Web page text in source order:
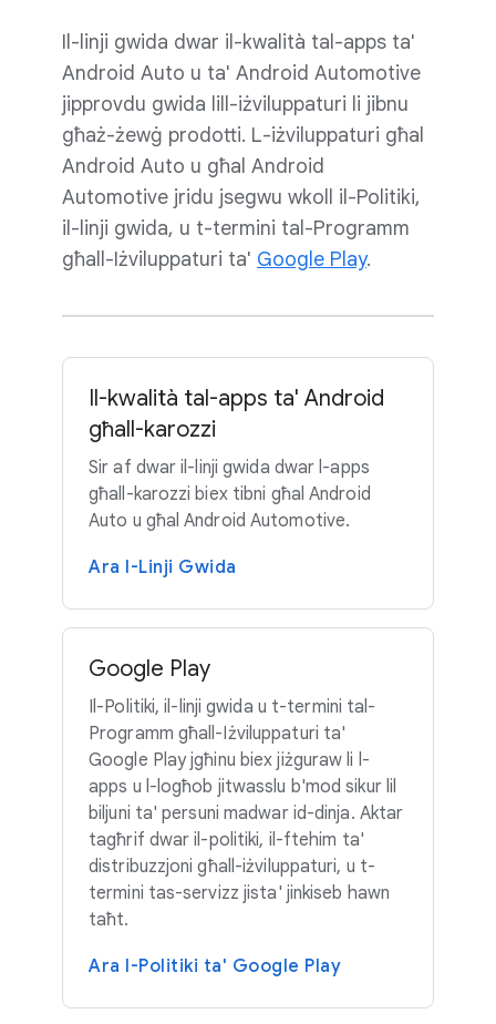
Il-linji gwida dwar il-kwalità tal-apps ta'
Android Auto u ta' Android Automotive
jipprovdu gwida lill-iżviluppaturi li jibnu
għaż-żewġ prodotti. L-iżviluppaturi għal
Android Auto u għal Android
Automotive jridu jsegwu wkoll il-Politiki,
il-linji gwida, u t-termini tal-Programm
għall-Iżviluppaturi ta' Google Play.
Il-kwalità tal-apps ta' Android
għall-karozzi
Sir af dwar il-linji gwida dwar l-apps
għall-karozzi biex tibni għal Android
Auto u għal Android Automotive.
Ara l-Linji Gwida
Google Play
Il-Politiki, il-linji gwida u t-termini tal-
Programm għall-Iżviluppaturi ta'
Google Play jgħinu biex jiżguraw li l-
apps u l-logħob jitwasslu b'mod sikur lil
biljuni ta' persuni madwar id-dinja. Aktar
tagħrif dwar il-politiki, il-ftehim ta'
distribuzzjoni għall-iżviluppaturi, u t-
termini tas-servizz jista' jinkiseb hawn
taħt.
Ara l-Politiki ta' Google Play